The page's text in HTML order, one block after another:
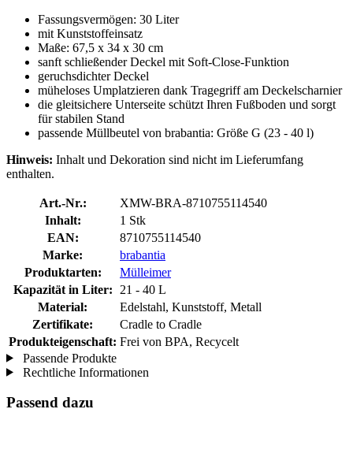
Fassungsvermögen: 30 Liter
mit Kunststoffeinsatz
Maße: 67,5 x 34 x 30 cm
sanft schließender Deckel mit Soft-Close-Funktion
geruchsdichter Deckel
müheloses Umplatzieren dank Tragegriff am Deckelscharnier
die gleitsichere Unterseite schützt Ihren Fußboden und sorgt
für stabilen Stand
passende Müllbeutel von brabantia: Größe G (23 - 40 l)
Hinweis: Inhalt und Dekoration sind nicht im Lieferumfang
enthalten.
Art.-Nr.:
XMW-BRA-8710755114540
Inhalt:
1 Stk
EAN:
8710755114540
Marke:
brabantia
Produktarten:
Mülleimer
Kapazität in Liter:
21 - 40 L
Material:
Edelstahl, Kunststoff, Metall
Zertifikate:
Cradle to Cradle
Produkteigenschaft: Frei von BPA, Recycelt
Passende Produkte
Rechtliche Informationen
Passend dazu